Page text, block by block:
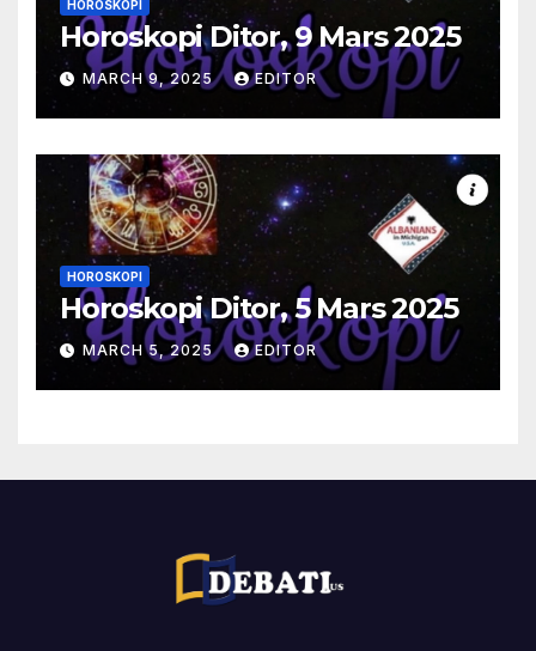
HOROSKOPI
Horoskopi Ditor, 9 Mars 2025
MARCH 9, 2025 EDITOR
HOROSKOPI
Horoskopi Ditor, 5 Mars 2025
MARCH 5, 2025 EDITOR